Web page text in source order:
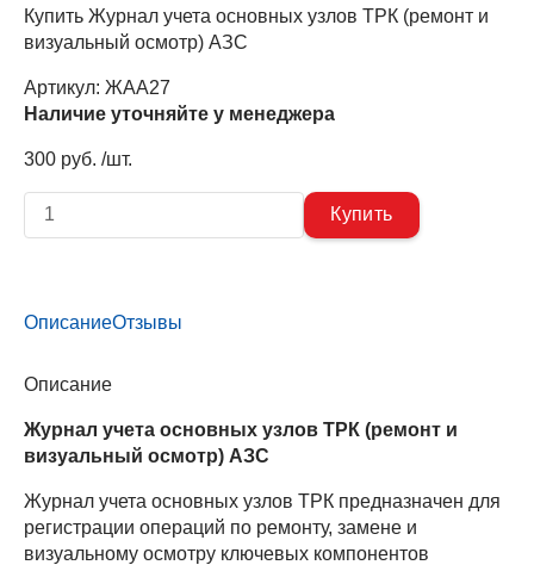
Купить Журнал учета основных узлов ТРК (ремонт и
визуальный осмотр) АЗС
Артикул: ЖАА27
Наличие уточняйте у менеджера
300 руб. /шт.
ОписаниеОтзывы
Описание
Журнал учета основных узлов ТРК (ремонт и
визуальный осмотр) АЗС
Журнал учета основных узлов ТРК предназначен для
регистрации операций по ремонту, замене и
визуальному осмотру ключевых компонентов